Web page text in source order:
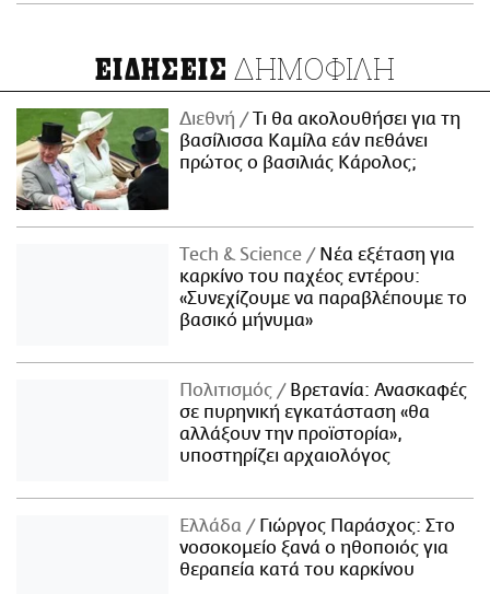
ΕΙΔΗΣΕΙΣ ΔΗΜΟΦΙΛΗ
Διεθνή
Τι θα ακολουθήσει για τη
βασίλισσα Καμίλα εάν πεθάνει
πρώτος ο βασιλιάς Κάρολος;
Τech & Science
Νέα εξέταση για
καρκίνο του παχέος εντέρου:
«Συνεχίζουμε να παραβλέπουμε το
βασικό μήνυμα»
Πολιτισμός
Βρετανία: Ανασκαφές
σε πυρηνική εγκατάσταση «θα
αλλάξουν την προϊστορία»,
υποστηρίζει αρχαιολόγος
Ελλάδα
Γιώργος Παράσχος: Στο
νοσοκομείο ξανά ο ηθοποιός για
θεραπεία κατά του καρκίνου